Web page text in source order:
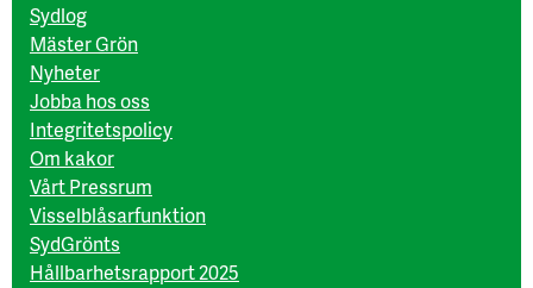
Sydlog
Mäster Grön
Nyheter
Jobba hos oss
Integritetspolicy
Om kakor
Vårt Pressrum
Visselblåsarfunktion
SydGrönts
Hållbarhetsrapport 2025